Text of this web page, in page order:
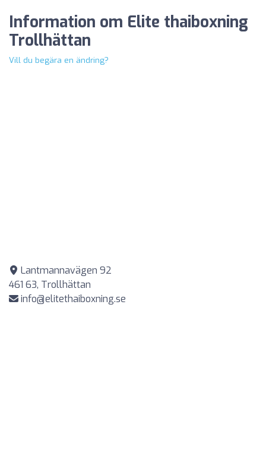
Information om Elite thaiboxning
Trollhättan
Vill du begära en ändring?
Lantmannavägen 92
461 63, Trollhättan
info@elitethaiboxning.se